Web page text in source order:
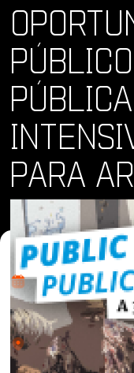
PARA
Dónde y Cuándo
mar 28 may
Lugar
N/A